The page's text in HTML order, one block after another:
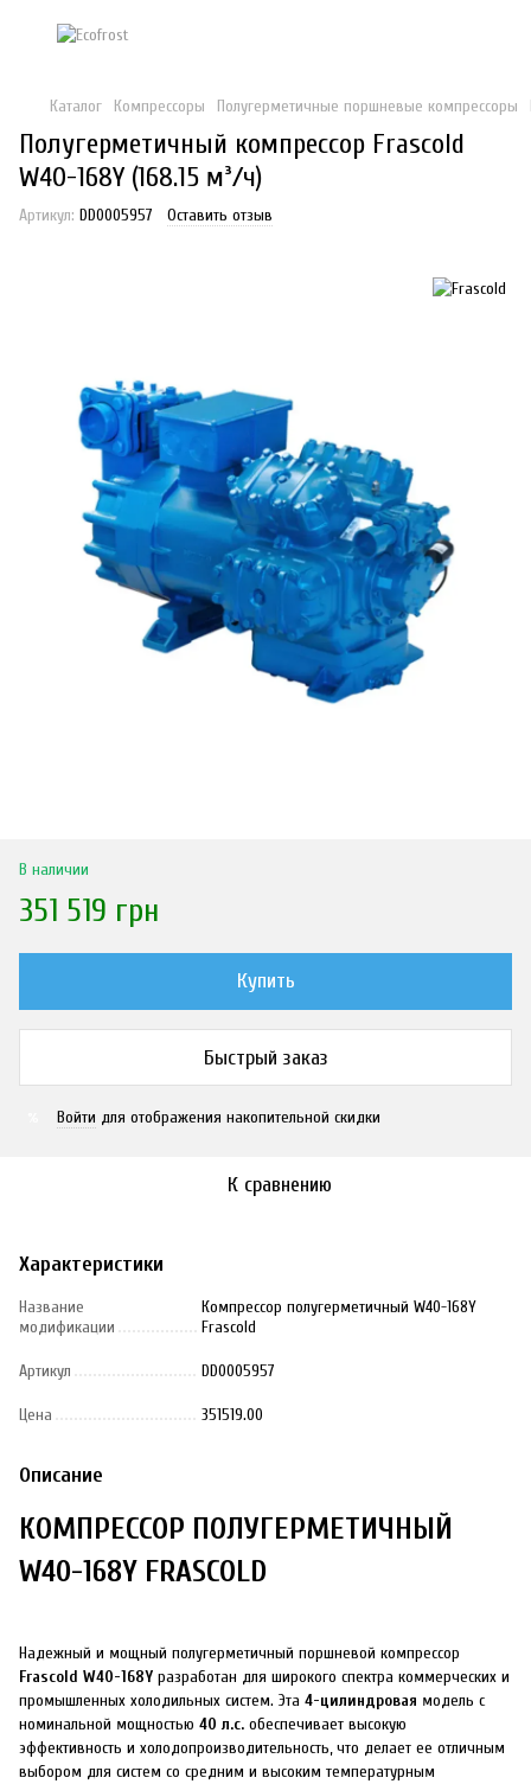
Каталог Компрессоры Полугерметичные поршневые компрессоры
Полугерметичный компрессор Frascold
W40-168Y (168.15 м³/ч)
Артикул: DD0005957 Оставить отзыв
В наличии
351 519 грн
Купить
Быстрый заказ
Войти для отображения накопительной скидки
К сравнению
Характеристики
Название
модификации
Компрессор полугерметичный W40-168Y
Frascold
Артикул DD0005957
Цена 351519.00
Описание
КОМПРЕССОР ПОЛУГЕРМЕТИЧНЫЙ
W40-168Y FRASCOLD
Надежный и мощный полугерметичный поршневой компрессор
Frascold W40-168Y разработан для широкого спектра коммерческих и
промышленных холодильных систем. Эта 4-цилиндровая модель с
номинальной мощностью 40 л.с. обеспечивает высокую
эффективность и холодопроизводительность, что делает ее отличным
выбором для систем со средним и высоким температурным